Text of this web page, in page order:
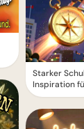
Starker
Inspiration